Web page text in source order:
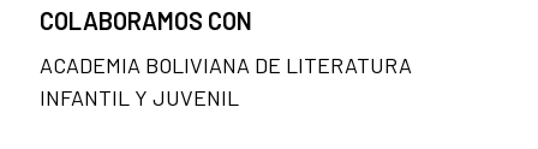
COLABORAMOS CON
ACADEMIA BOLIVIANA DE LITERATURA
INFANTIL Y JUVENIL